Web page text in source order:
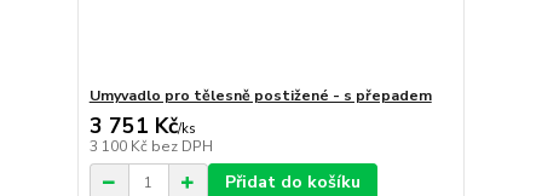
Umyvadlo pro tělesně postižené - s přepadem
3 751 Kč/ks
3 100 Kč bez DPH
Přidat do košíku